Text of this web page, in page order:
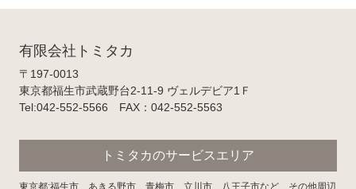
有限会社トミタカ
〒197-0013
東京都福生市武蔵野台2-11-9 ヴェルデビア1Ｆ
Tel:042-552-5566 FAX：042-552-5563
トミタカのサービスエリア